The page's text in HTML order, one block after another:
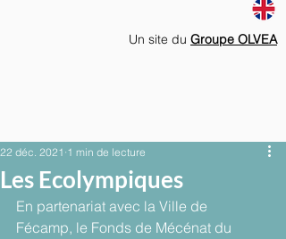
Un site du Groupe OLVEA
Les Ecolympiques
22 déc. 2021 1 min de lecture
En partenariat avec la Ville de
Fécamp, le Fonds de Mécénat du